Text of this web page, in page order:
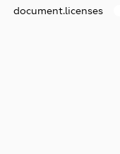
document.licenses